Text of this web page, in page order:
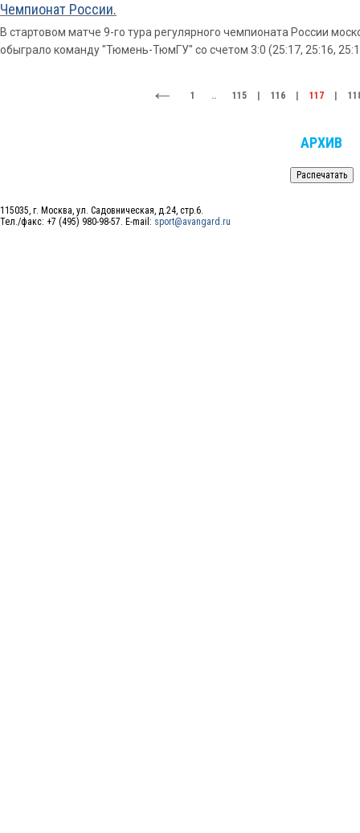
Чемпионат России.
В стартовом матче 9-го тура регулярного чемпионата России
обыграло команду "Тюмень-ТюмГУ" со счетом 3:0 (25:17, 25:16,
1 .. 115 116 117
АРХИВ
115035, г. Москва, ул. Садовническая, д.24, стр.6.
Тел./факс: +7 (495) 980-98-57. E-mail: sport@avangard.ru